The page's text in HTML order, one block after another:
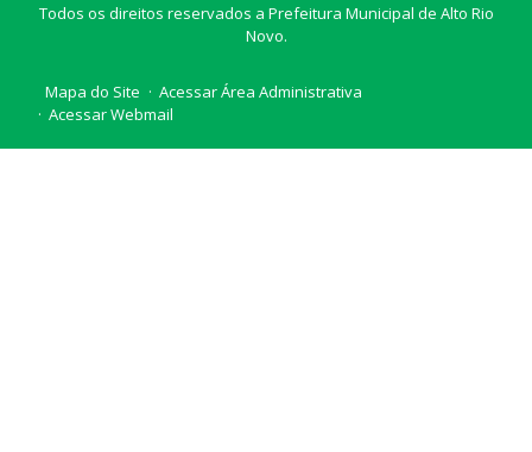
Todos os direitos reservados a Prefeitura Municipal de Alto Rio
Novo.
Mapa do Site
Acessar Área Administrativa
Acessar Webmail